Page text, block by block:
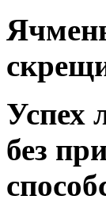
Успех
без